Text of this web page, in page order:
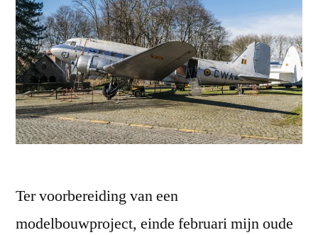
Ter voorbereiding van een
modelbouwproject, einde februari mijn oude